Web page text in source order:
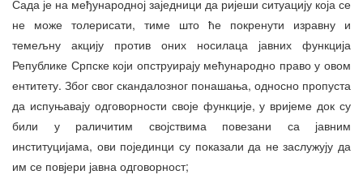
Сада је на међународној заједници да ријеши ситуацију која се
не може толерисати, тиме што ће покренути изравну и
темељну акцију против оних носилаца јавних функција
Републике Српске који опструирају мећународно право у овом
ентитету. Због свог скандалозног понашања, односно пропуста
да испуњавају одговорности своје функције, у вријеме док су
били у раличитим својствима повезани са јавним
институцијама, ови појединци су показали да не заслужују да
им се повјери јавна одговорност;